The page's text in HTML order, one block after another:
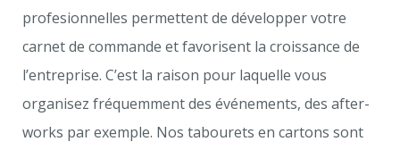
profesionnelles permettent de développer votre
carnet de commande et favorisent la croissance de
l’entreprise. C’est la raison pour laquelle vous
organisez fréquemment des événements, des after-
works par exemple. Nos tabourets en cartons sont